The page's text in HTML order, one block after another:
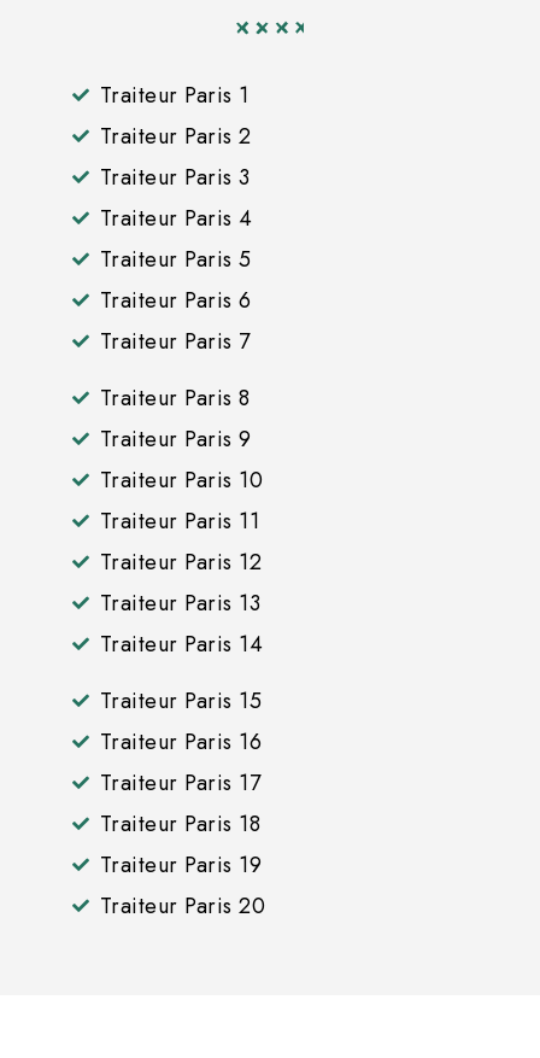
Traiteur Paris 1
Traiteur Paris 2
Traiteur Paris 3
Traiteur Paris 4
Traiteur Paris 5
Traiteur Paris 6
Traiteur Paris 7
Traiteur Paris 8
Traiteur Paris 9
Traiteur Paris 10
Traiteur Paris 11
Traiteur Paris 12
Traiteur Paris 13
Traiteur Paris 14
Traiteur Paris 15
Traiteur Paris 16
Traiteur Paris 17
Traiteur Paris 18
Traiteur Paris 19
Traiteur Paris 20